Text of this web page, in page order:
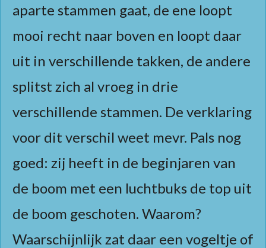
aparte stammen gaat, de ene loopt
mooi recht naar boven en loopt daar
uit in verschillende takken, de andere
splitst zich al vroeg in drie
verschillende stammen. De verklaring
voor dit verschil weet mevr. Pals nog
goed: zij heeft in de beginjaren van
de boom met een luchtbuks de top uit
de boom geschoten. Waarom?
Waarschijnlijk zat daar een vogeltje of